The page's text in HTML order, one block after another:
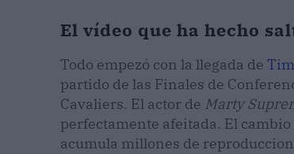
El vídeo que ha hecho
Todo empezó con la llegada de
partido de las Finales de
Cavaliers. El actor de Marty
perfectamente afeitada. El
acumula millones de